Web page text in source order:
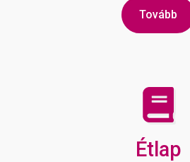
Tovább
Étlap